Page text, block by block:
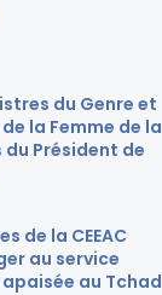
du Genre et
la Femme de la
du Président de
de la CEEAC
au service
au Tchad